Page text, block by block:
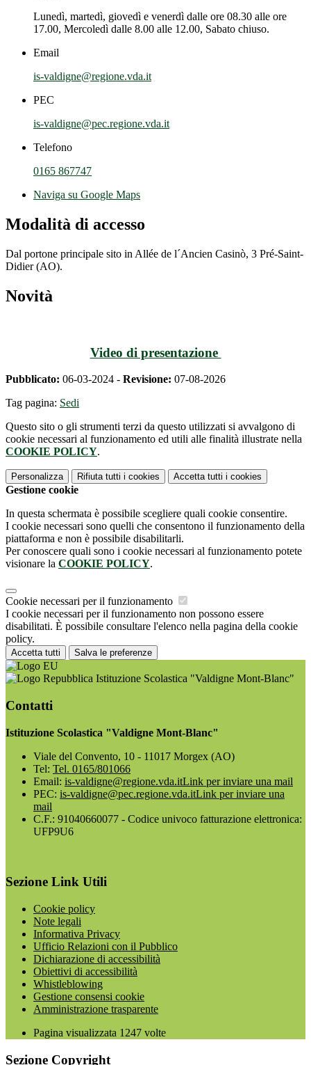
Lunedì, martedì, giovedì e venerdì dalle ore 08.30 alle ore
17.00, Mercoledì dalle 8.00 alle 12.00, Sabato chiuso.
Email
is-valdigne@regione.vda.it
PEC
is-valdigne@pec.regione.vda.it
Telefono
0165 867747
Naviga su Google Maps
Modalità di accesso
Dal portone principale sito in Allée de l´Ancien Casinò, 3 Pré-Saint-
Didier (AO).
Novità
Video di presentazione
Pubblicato: 06-03-2024 - Revisione: 07-08-2026
Tag pagina: Sedi
Questo sito o gli strumenti terzi da questo utilizzati si avvalgono di
cookie necessari al funzionamento ed utili alle finalità illustrate nella
COOKIE POLICY.
Personalizza Rifiuta tutti i cookies Accetta tutti i cookies
Gestione cookie
In questa schermata è possibile scegliere quali cookie consentire.
I cookie necessari sono quelli che consentono il funzionamento della
piattaforma e non è possibile disabilitarli.
Per conoscere quali sono i cookie necessari al funzionamento potete
visionare la COOKIE POLICY.
Cookie necessari per il funzionamento
I cookie necessari per il funzionamento non possono essere
disabilitati. È possibile consultare l'elenco nella pagina della cookie
policy.
Accetta tutti Salva le preferenze
Istituzione Scolastica "Valdigne Mont-Blanc"
Contatti
Istituzione Scolastica "Valdigne Mont-Blanc"
Viale del Convento, 10 - 11017 Morgex (AO)
Tel: Tel. 0165/801066
Email: is-valdigne@regione.vda.itLink per inviare una mail
PEC: is-valdigne@pec.regione.vda.itLink per inviare una
mail
C.F.: 91040660077 - Codice univoco fatturazione elettronica:
UFP9U6
Sezione Link Utili
Cookie policy
Note legali
Informativa Privacy
Ufficio Relazioni con il Pubblico
Dichiarazione di accessibilità
Obiettivi di accessibilità
Whistleblowing
Gestione consensi cookie
Amministrazione trasparente
Pagina visualizzata 1247 volte
Sezione Copyright